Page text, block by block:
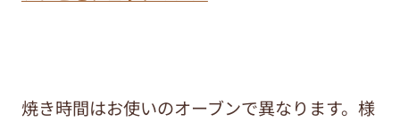
焼き時間はお使いのオーブンで異なります。様